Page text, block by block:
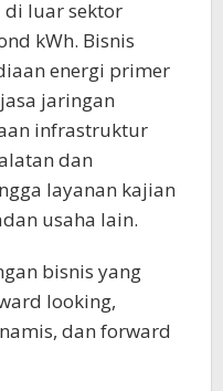
di luar sektor
kWh. Bisnis
energi primer
jaringan
infrastruktur
dan
layanan kajian
usaha lain.
bisnis yang
looking,
dan forward